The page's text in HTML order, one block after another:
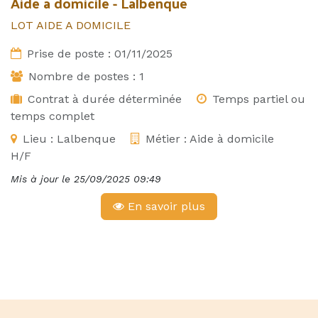
LOT AIDE A DOMICILE
Prise de poste : 01/11/2025
Nombre de postes : 1
Contrat à durée déterminée
Temps partiel ou
temps complet
Lieu : Lalbenque Métier : Aide à domicile
H/F
Mis à jour le 25/09/2025 09:49
En savoir plus